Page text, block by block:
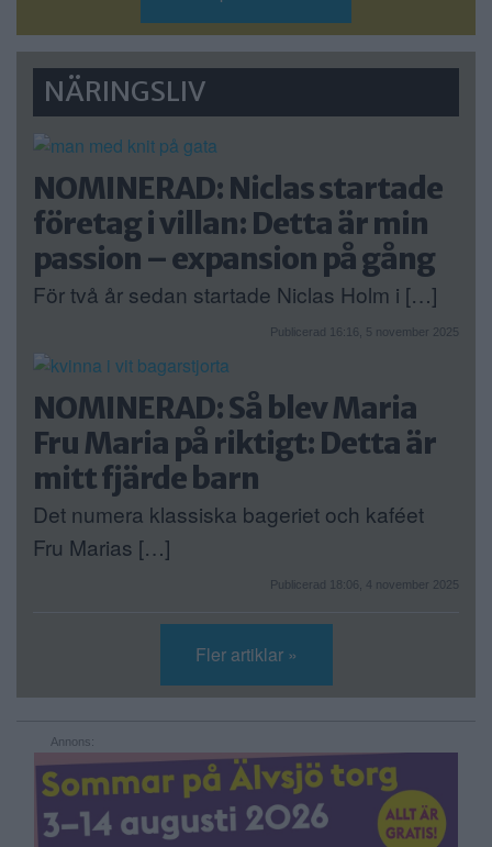
NÄRINGSLIV
NOMINERAD: Niclas startade
företag i villan: Detta är min
passion – expansion på gång
För två år sedan startade Niclas Holm i […]
Publicerad 16:16, 5 november 2025
NOMINERAD: Så blev Maria
Fru Maria på riktigt: Detta är
mitt fjärde barn
Det numera klassiska bageriet och kaféet
Fru Marias […]
Publicerad 18:06, 4 november 2025
Fler artiklar »
Annons: